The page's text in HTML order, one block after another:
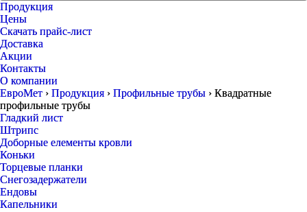
Продукция
Цены
Скачать прайс-лист
Доставка
Акции
Контакты
О компании
ЕвроМет › Продукция › Профильные трубы › Квадратные
профильные трубы
Гладкий лист
Штрипс
Доборные елементы кровли
Коньки
Торцевые планки
Снегозадержатели
Ендовы
Капельники